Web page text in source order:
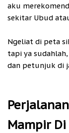
aku
sekitar Ubud
Ngeliat di peta
tapi ya
dan petunjuk di
Mampir